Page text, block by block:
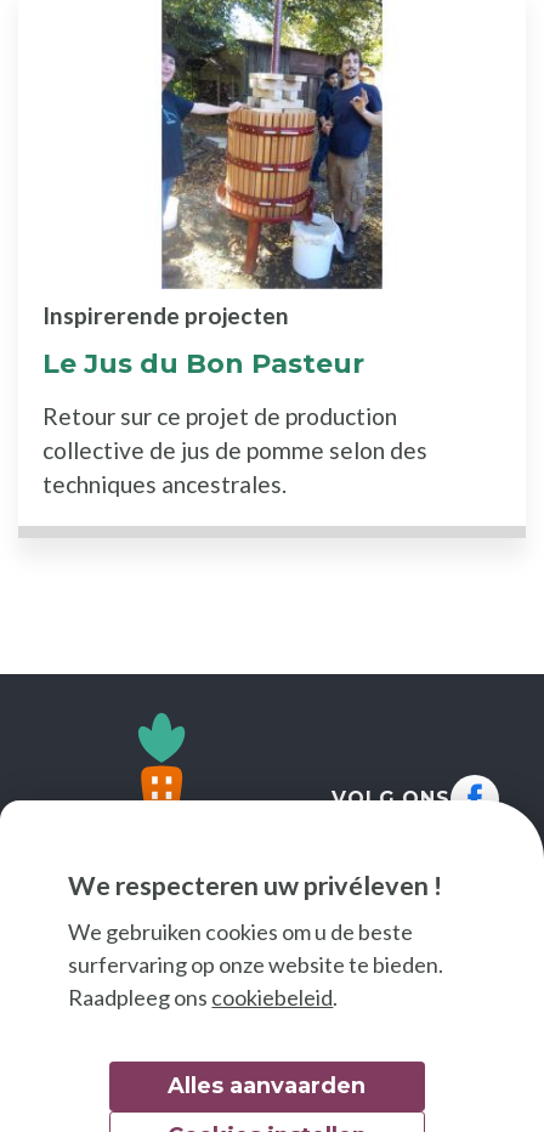
We respecteren uw privéleven !
We gebruiken cookies om u de beste
surfervaring op onze website te bieden.
Raadpleeg ons cookiebeleid.
Alles aanvaarden
Le Jus du Bon Pasteur
Inspirerende projecten
Retour sur ce projet de production
collective de jus de pomme selon des
techniques ancestrales.
VOLG ONS